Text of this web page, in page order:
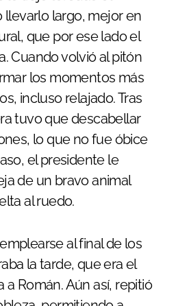
largo, mejor en
que por ese lado el
Cuando volvió al pitón
los momentos más
incluso relajado. Tras
tuvo que descabellar
lo que no fue óbice
el presidente le
de un bravo animal
al ruedo.
al final de los
la tarde, que era el
Román. Aún así, repitió